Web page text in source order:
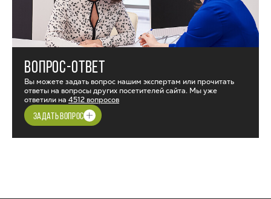
ВОПРОС-ОТВЕТ
Вы можете задать вопрос нашим экспертам или прочитать
ответы на вопросы других посетителей сайта. Мы уже
ответили на 4512 вопросов
ЗАДАТЬ ВОПРОС